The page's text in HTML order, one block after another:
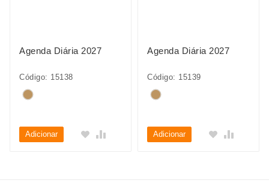
Agenda Diária 2027
Código: 15138
Adicionar
Agenda Diária 2027
Código: 15139
Adicionar